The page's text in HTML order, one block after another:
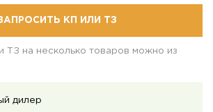
КП ИЛИ ТЗ
ТЗ на несколько товаров можно из
дилер